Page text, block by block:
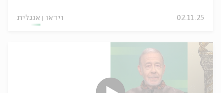
אנגלית וידאו 02.11.25